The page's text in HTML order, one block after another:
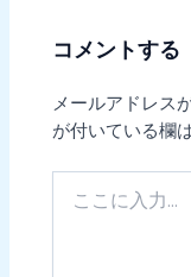
コメントする
メールアドレス
が付いている欄